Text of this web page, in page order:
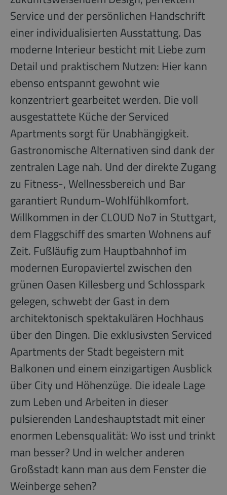
Service und der persönlichen Handschrift
einer individualisierten Ausstattung. Das
moderne Interieur besticht mit Liebe zum
Detail und praktischem Nutzen: Hier kann
ebenso entspannt gewohnt wie
konzentriert gearbeitet werden. Die voll
ausgestattete Küche der Serviced
Apartments sorgt für Unabhängigkeit.
Gastronomische Alternativen sind dank der
zentralen Lage nah. Und der direkte Zugang
zu Fitness-, Wellnessbereich und Bar
garantiert Rundum-Wohlfühlkomfort.
Willkommen in der CLOUD No7 in Stuttgart,
dem Flaggschiff des smarten Wohnens auf
Zeit. Fußläufig zum Hauptbahnhof im
modernen Europaviertel zwischen den
grünen Oasen Killesberg und Schlosspark
gelegen, schwebt der Gast in dem
architektonisch spektakulären Hochhaus
über den Dingen. Die exklusivsten Serviced
Apartments der Stadt begeistern mit
Balkonen und einem einzigartigen Ausblick
über City und Höhenzüge. Die ideale Lage
zum Leben und Arbeiten in dieser
pulsierenden Landeshauptstadt mit einer
enormen Lebensqualität: Wo isst und trinkt
man besser? Und in welcher anderen
Großstadt kann man aus dem Fenster die
Weinberge sehen?